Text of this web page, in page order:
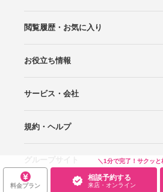
＼1分で完了！サクッ
料金プラン
相談予約する
来店・オンライン
ロケーションから探す
スタジオから探す
閲覧履歴・お気に入り
閲覧スタジオ
お気に入り
お役立ち情報
Wedding Photo マガジン
はじめてガイド
サービス・会社
Photoraitとは
スタジオの掲載について
お問い合わせ
運営会社
サイトマップ
規約・ヘルプ
プライバシーポリシー